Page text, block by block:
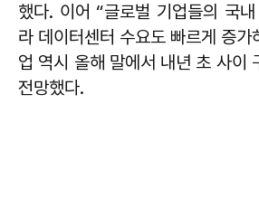
했다. 이어 “글로벌 기업들의 국
라 데이터센터 수요도 빠르게 증
업 역시 올해 말에서 내년 초 사이
전망했다.